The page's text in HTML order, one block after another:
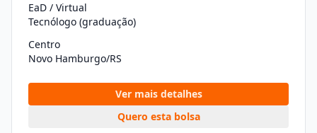
EaD / Virtual
Tecnólogo (graduação)
Centro
Novo Hamburgo/RS
Ver mais detalhes
Quero esta bolsa